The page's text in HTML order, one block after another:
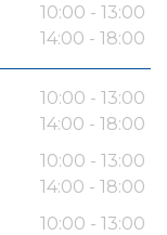
10:00 - 13:00
14:00 - 18:00
10:00 - 13:00
14:00 - 18:00
10:00 - 13:00
14:00 - 18:00
10:00 - 13:00